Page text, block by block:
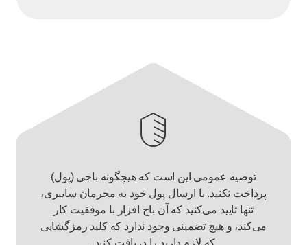
توصیه عمومی این است که هیچگونه باجی (پول)
پرداخت نکنید. با ارسال پول خود به مجرمان سایبری،
تنها تایید می‌کنید که آن باج افزار با موفقیت کار
می‌کند، و هیچ تضمینی وجود ندارد که کلید رمزگشایی